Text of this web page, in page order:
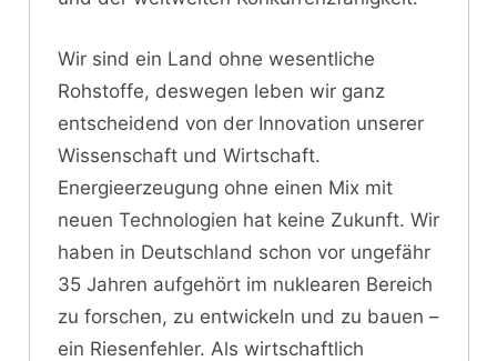
Wir sind ein Land ohne wesentliche
Rohstoffe, deswegen leben wir ganz
entscheidend von der Innovation unserer
Wissenschaft und Wirtschaft.
Energieerzeugung ohne einen Mix mit
neuen Technologien hat keine Zukunft. Wir
haben in Deutschland schon vor ungefähr
35 Jahren aufgehört im nuklearen Bereich
zu forschen, zu entwickeln und zu bauen –
ein Riesenfehler. Als wirtschaftlich